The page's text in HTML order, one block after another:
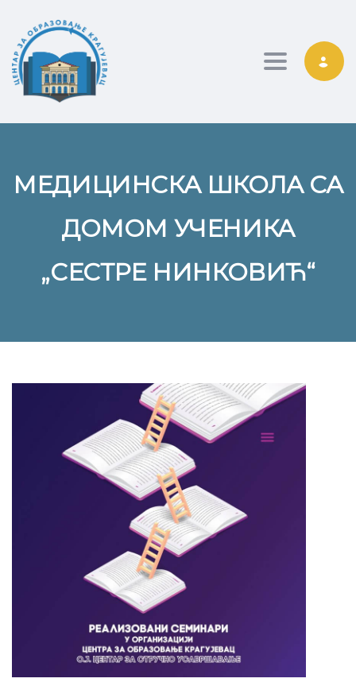
Toggle
МЕДИЦИНСКА ШКОЛА СА
ДОМОМ УЧЕНИКА
„СЕСТРЕ НИНКОВИЋ“